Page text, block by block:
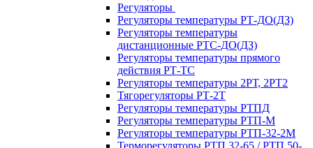
Регуляторы
Регуляторы температуры РТ-ДО(ДЗ)
Регуляторы температуры
дистанционные РТС-ДО(ДЗ)
Регуляторы температуры прямого
действия РТ-ТС
Регуляторы температуры 2РТ, 2РT2
Тягорегуляторы РТ-2Т
Регуляторы температуры РТПД
Регуляторы температуры РТП-M
Регуляторы температуры РТП-32-2М
Терморегуляторы РТП 32-65 / РТП 50-